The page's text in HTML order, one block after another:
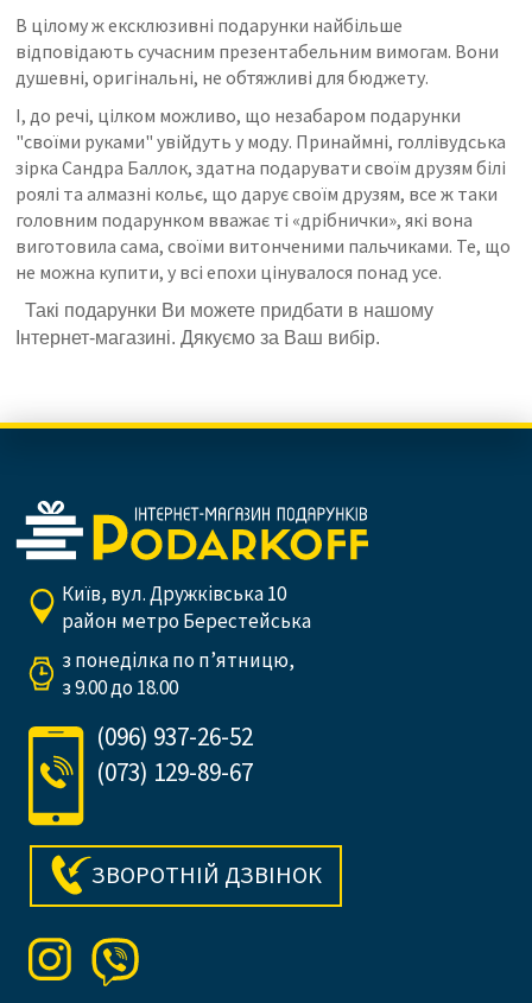
В цілому ж ексклюзивні подарунки найбільше
відповідають сучасним презентабельним вимогам. Вони
душевні, оригінальні, не обтяжливі для бюджету.
І, до речі, цілком можливо, що незабаром подарунки
"своїми руками" увійдуть у моду. Принаймні, голлівудська
зірка Сандра Баллок, здатна подарувати своїм друзям білі
роялі та алмазні кольє, що дарує своїм друзям, все ж таки
головним подарунком вважає ті «дрібнички», які вона
виготовила сама, своїми витонченими пальчиками. Те, що
не можна купити, у всі епохи цінувалося понад усе.
Такі подарунки Ви можете придбати в нашому
Інтернет-магазині. Дякуємо за Ваш вибір.
Київ, вул. Дружківська 10
район метро Берестейська
з понеділка по п’ятницю,
з 9.00 до 18.00
(096) 937-26-52
(073) 129-89-67
ЗВОРОТНІЙ ДЗВІНОК